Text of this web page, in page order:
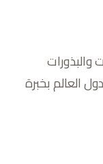
العالم بخبرة